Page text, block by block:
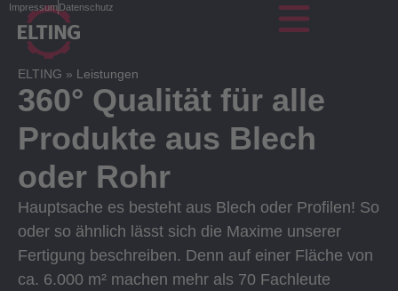
ImpressumDatenschutz
ELTING » Leistungen
360° Qualität für alle
Produkte aus Blech
oder Rohr
Hauptsache es besteht aus Blech oder Profilen! So
oder so ähnlich lässt sich die Maxime unserer
Fertigung beschreiben. Denn auf einer Fläche von
ca. 6.000 m² machen mehr als 70 Fachleute